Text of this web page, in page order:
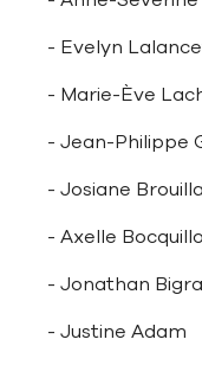
- Evelyn
- Marie-Ève
- Jean-Philippe
- Josiane
- Axelle
- Jonathan
- Justine Adam